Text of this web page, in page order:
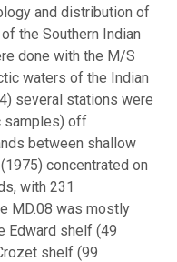
and distribution of
the Southern Indian
done with the M/S
waters of the Indian
several stations were
samples) off
between shallow
concentrated on
with 231
MD.08 was mostly
Edward shelf (49
shelf (99